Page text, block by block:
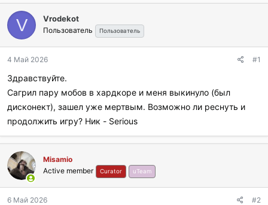
т
м
ы
а
ч
а
а
V Vrodekot
Пользователь Пользователь
4 Май 2026 #1
Здравствуйте.
Сагрил пару мобов в хардкоре и меня выкинуло (был
дисконект), зашел уже мертвым. Возможно ли реснуть и
продолжить игру? Ник - Serious
Misamio
Active member
Curator uTeam
6 Май 2026 #2